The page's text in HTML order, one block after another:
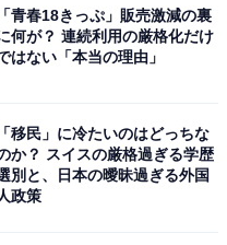
ングまで、毎日のお買いも
報をお届け。編集部員によ
らない情報も満載です。
...続きを読む
ル】「高湯温泉 花月ハイラ
800mから望む絶景と極上の
「青春18きっぷ」販売激減の裏
何が？ 連続利用の厳格化だけ
はない「本当の理由」
「移民」に冷たいのはどっちな
か？ スイスの厳格過ぎる学歴
別と、日本の曖昧過ぎる外国
人政策